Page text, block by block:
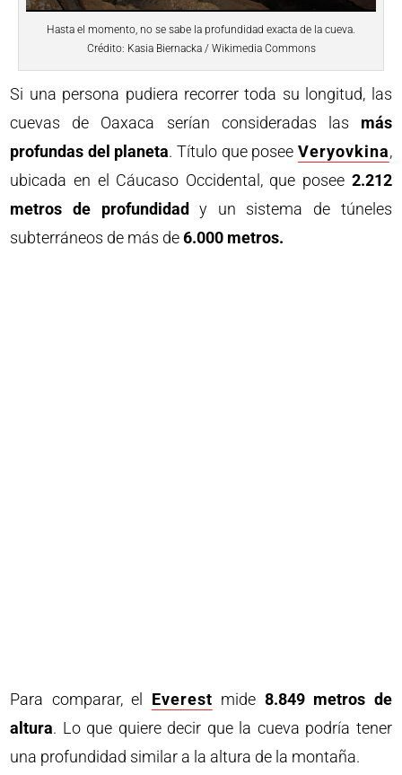
Hasta el momento, no se sabe la profundidad exacta de la cueva.
Crédito: Kasia Biernacka / Wikimedia Commons
Si una persona pudiera recorrer toda su longitud, las
cuevas de Oaxaca serían consideradas las más
profundas del planeta. Título que posee Veryovkina,
ubicada en el Cáucaso Occidental, que posee 2.212
metros de profundidad
y un sistema de túneles
subterráneos de más de6.000 metros.
Para comparar, el Everest mide 8.849 metros de
altura. Lo que quiere decir que la cueva podría tener
una profundidad similar a la altura de la montaña.